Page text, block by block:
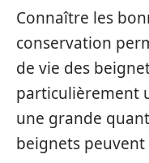
Connaître les
conservation
de vie des
particulièrement
une grande
beignets peuvent